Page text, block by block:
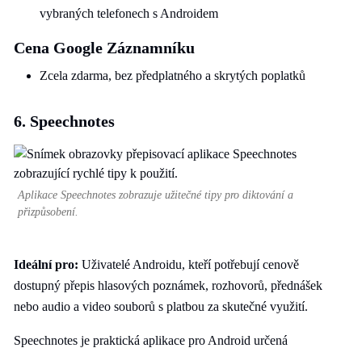
vybraných telefonech s Androidem
Cena Google Záznamníku
Zcela zdarma, bez předplatného a skrytých poplatků
6. Speechnotes
Aplikace Speechnotes zobrazuje užitečné tipy pro diktování a
přizpůsobení.
Ideální pro: Uživatelé Androidu, kteří potřebují cenově
dostupný přepis hlasových poznámek, rozhovorů, přednášek
nebo audio a video souborů s platbou za skutečné využití.
Speechnotes je praktická aplikace pro Android určená